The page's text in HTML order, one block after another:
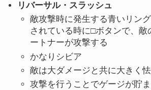
リバーサル・スラッシュ
敵攻撃時に発生する青いリン
されている時に□ボタンで、敵
ートナーが攻撃する
かなりシビア
敵は大ダメージと共に大きく
攻撃を行うことでゲージが貯